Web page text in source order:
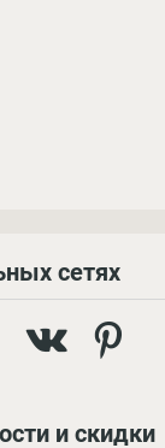
сетях
и скидки